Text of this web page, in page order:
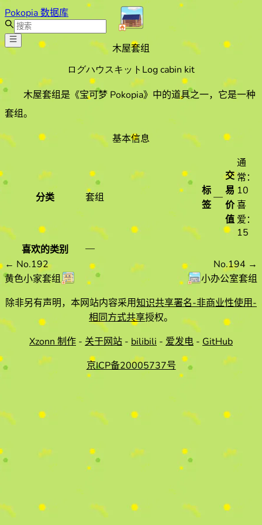
Pokopia 数据库
木屋套组
ログハウスキット Log cabin kit
木屋套组是《宝可梦 Pokopia》中的道具之一，它是一种
套组。
基本信息
分类 套组
标
签
—
交
易
价
值
通
常：
10
喜
爱：
15
喜欢的类别
—
← No.192
黄色小家套组
No.194 →
小办公室套组
除非另有声明，本网站内容采用知识共享署名-非商业性使用-
相同方式共享授权。
Xzonn 制作 - 关于网站 - bilibili - 爱发电 - GitHub
京ICP备20005737号